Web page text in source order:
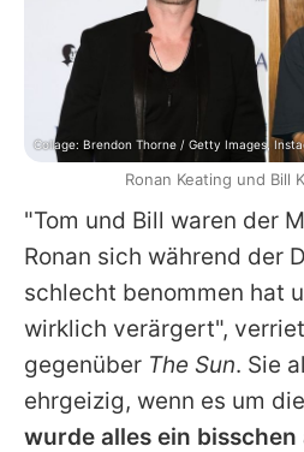
"Tom und Bill waren der
Ronan sich während der
schlecht benommen hat
wirklich verärgert",
gegenüber The Sun. Sie
ehrgeizig, wenn es um
wurde alles ein
Collage: Brendon Thorne / Getty Images,
Ronan Keating und Bill